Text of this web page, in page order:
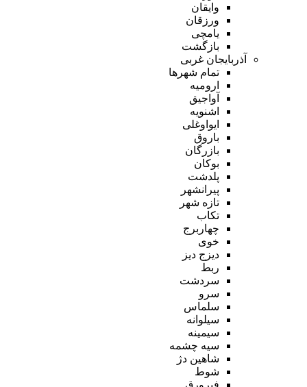
وایقان
ورزقان
یامچی
بازگشت
آذربایجان غربی
تمام شهر‌ها
ارومیه
آواجیق
اشنویه
ایواوغلی
باروق
بازرگان
بوکان
پلدشت
پیرانشهر
تازه شهر
تکاب
چهاربرج
خوی
دیزج دیز
ربط
سردشت
سرو
سلماس
سیلوانه
سیمینه
سیه چشمه
شاهین دژ
شوط
فیرورق